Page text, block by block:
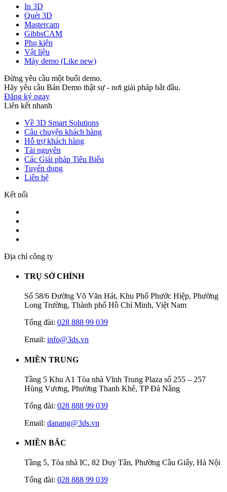
In 3D
Quét 3D
Mastercam
GibbsCAM
Phụ kiện
Vật liệu
Máy demo (Like new)
Đừng yêu cầu một buổi demo.
Hãy yêu cầu Bản Demo thật sự - nơi giải pháp bắt đầu.
Đăng ký ngay
Liên kết nhanh
Về 3D Smart Solutions
Câu chuyện khách hàng
Hỗ trợ khách hàng
Tài nguyên
Các Giải pháp Tiêu Biểu
Tuyển dụng
Liên hệ
Kết nối
Địa chỉ công ty
TRỤ SỞ CHÍNH
Số 58/6 Đường Võ Văn Hát, Khu Phố Phước Hiệp, Phường
Long Trường, Thành phố Hồ Chí Minh, Việt Nam
Tổng đài: 028 888 99 039
Email: info@3ds.vn
MIỀN TRUNG
Tầng 5 Khu A1 Tòa nhà Vĩnh Trung Plaza số 255 – 257
Hùng Vương, Phường Thanh Khê, TP Đà Nẵng
Tổng đài: 028 888 99 039
Email: danang@3ds.vn
MIỀN BẮC
Tầng 5, Tòa nhà IC, 82 Duy Tân, Phường Cầu Giấy, Hà Nội
Tổng đài: 028 888 99 039